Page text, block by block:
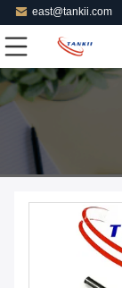
east@tankii.com